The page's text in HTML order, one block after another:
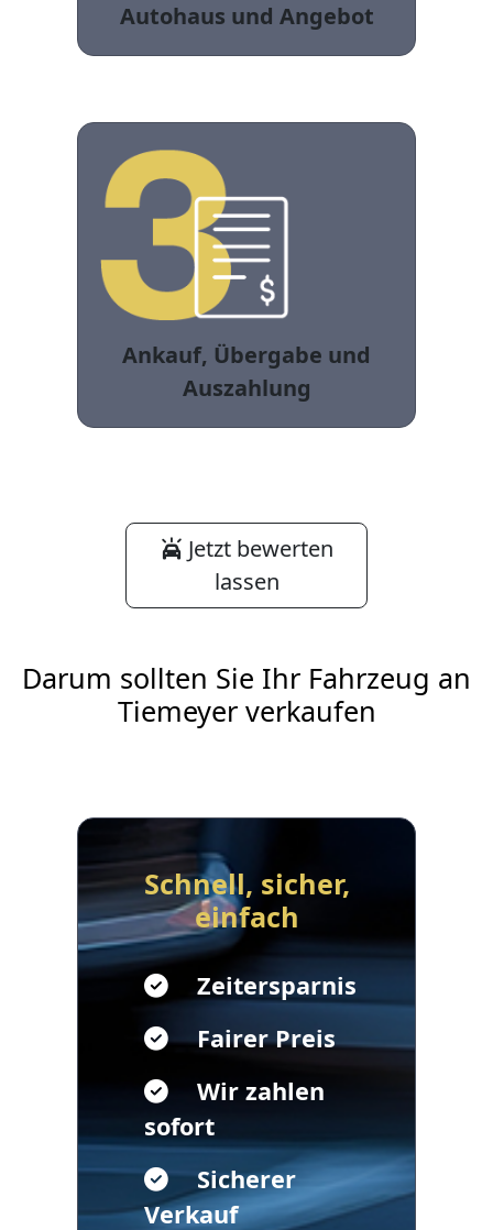
Autohaus und Angebot
Ankauf, Übergabe und
Auszahlung
Jetzt bewerten
lassen
Darum sollten Sie Ihr Fahrzeug an
Tiemeyer verkaufen
Schnell, sicher,
einfach
Zeitersparnis
Fairer Preis
Wir zahlen
sofort
Sicherer
Verkauf